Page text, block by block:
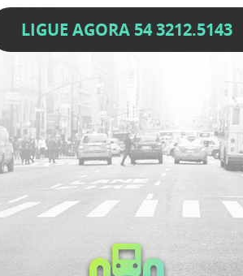
LIGUE AGORA 54 3212.5143